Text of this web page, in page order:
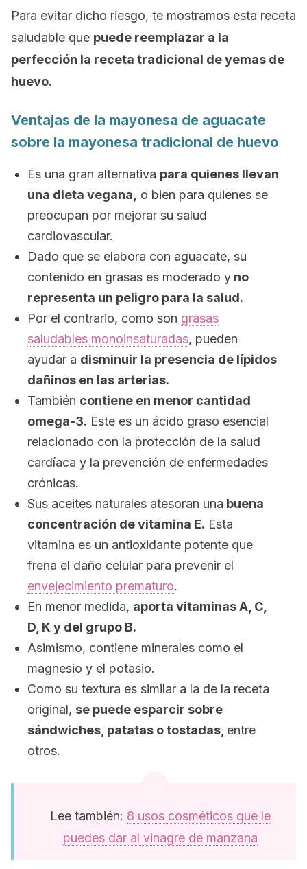
Para evitar dicho riesgo, te mostramos esta receta
saludable que puede reemplazar a la
perfección la receta tradicional de yemas de
huevo.
Ventajas de la mayonesa de aguacate
sobre la mayonesa tradicional de huevo
Es una gran alternativa para quienes llevan
una dieta vegana,
o bien para quienes se
preocupan por mejorar su salud
cardiovascular.
Dado que se elabora con aguacate, su
contenido en grasas es moderado y no
representa un peligro para la salud.
Por el contrario, como son grasas
saludables monoinsaturadas, pueden
ayudar a disminuir la presencia de lípidos
dañinos en las arterias.
También contiene en menor cantidad
omega-3. Este es un ácido graso esencial
relacionado con la protección de la salud
cardíaca y la prevención de enfermedades
crónicas.
Sus aceites naturales atesoran una buena
concentración de vitamina E. Esta
vitamina es un antioxidante potente que
frena el daño celular para prevenir el
envejecimiento prematuro.
En menor medida, aporta vitaminas A, C,
D, K y del grupo B.
Asimismo, contiene minerales como el
magnesio y el potasio.
Como su textura es similar a la de la receta
original, se puede esparcir sobre
sándwiches, patatas o tostadas, entre
otros.
Lee también: 8 usos cosméticos que le
puedes dar al vinagre de manzana